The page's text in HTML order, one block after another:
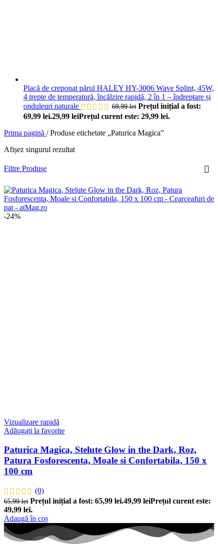
Placă de creponat părul HALEY HY-3006 Wave Splint, 45W,
4 trepte de temperatură, încălzire rapidă, 2 în 1 – îndreptare și
onduleuri naturale
69,99lei Prețul inițial a fost:
69,99 lei.29,99 leiPrețul curent este: 29,99 lei.
Prima pagină / Produse etichetate „Paturica Magica”
Afișez singurul rezultat
Filtre Produse
-24%
Vizualizare rapidă
Adăugați la favorite
Paturica Magica, Stelute Glow in the Dark, Roz,
Patura Fosforescenta, Moale si Confortabila, 150 x
100 cm
(0)
65,99lei Prețul inițial a fost: 65,99 lei.49,99 leiPrețul curent este:
49,99 lei.
Adaugă în coș